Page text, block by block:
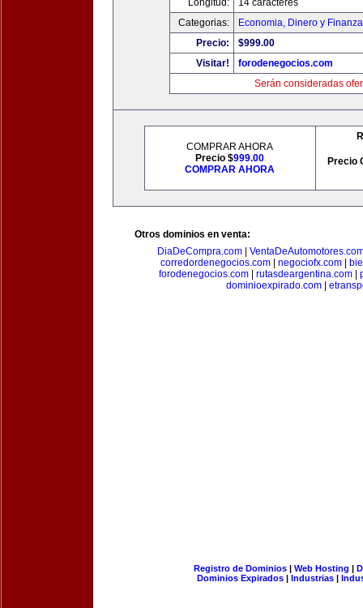
Longitud:
14 caracteres
Categorias:
Economia, Dinero y
Precio:
$999.00
Visitar!
forodenegocios.com
Serán consideradas
COMPRAR AHORA
Precio $999.00
COMPRAR AHORA
Precio
Otros dominios en venta:
DiaDeCompra.com|
corredordenegocios.com
negociofx.com
forodenegocios.com| rutasdeargentina.com|
dominioexpirado.com|
Registro de Dominios| Web Hosting |
Dominios Expirados | Industrias |